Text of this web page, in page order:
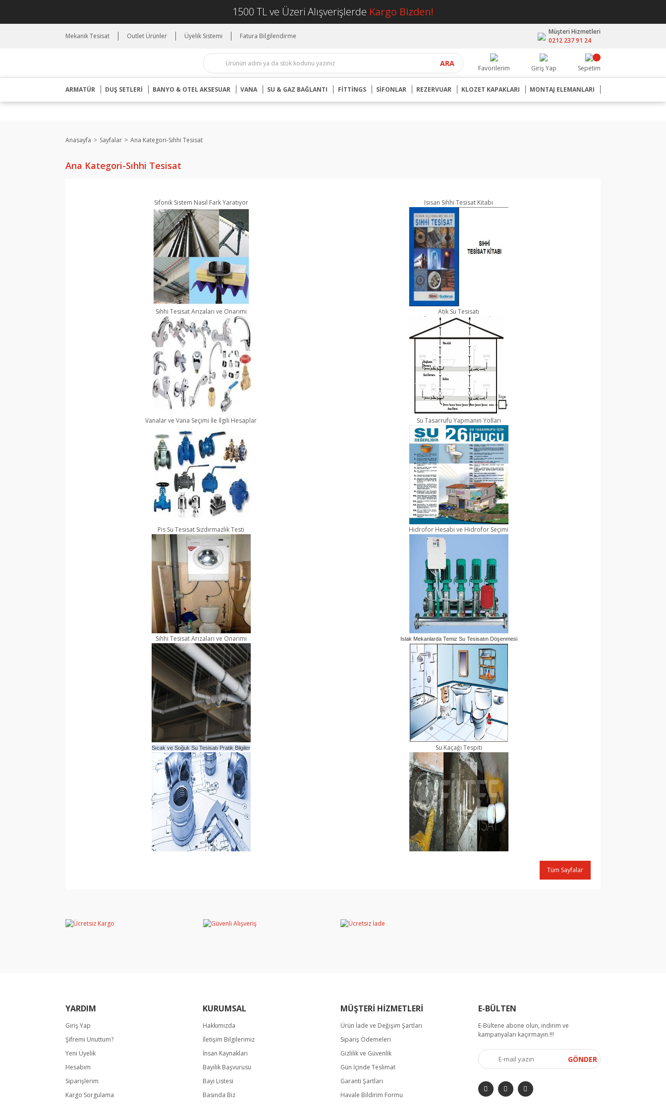
1500 TL ve Üzeri Alışverişlerde Kargo Bizden!
Mekanik Tesisat Outlet Ürünler Üyelik Sistemi Fatura Bilgilendirme
Müşteri Hizmetleri
0212 237 91 24
ARA
Favorilerim Giriş Yap Sepetim
ARMATÜR DUŞ SETLERİ BANYO & OTEL AKSESUAR VANA SU & GAZ BAĞLANTI FİTTİNGS SİFONLAR REZERVUAR KLOZET KAPAKLARI MONTAJ ELEMANLARI
Anasayfa Sayfalar Ana Kategori-Sıhhi Tesisat
Ana Kategori-Sıhhi Tesisat
Sifonik Sistem Nasıl Fark Yaratıyor Isısan Sıhhi Tesisat Kitabı
Sıhhi Tesisat Arızaları ve Onarımı Atık Su Tesisatı
Vanalar ve Vana Seçimi İle İlgili Hesaplar Su Tasarrufu Yapmanın Yolları
Pis Su Tesisat Sızdırmazlık Testi Hidrofor Hesabı ve Hidrofor Seçimi
Sıhhi Tesisat Arızaları ve Onarımı Islak Mekanlarda Temiz Su Tesisatın Döşenmesi
Sıcak ve Soğuk Su Tesisatı Pratik Bilgiler Su Kaçağı Tespiti
Tüm Sayfalar
YARDIM
Giriş Yap
Şifremi Unuttum?
Yeni Üyelik
Hesabım
Siparişlerim
Kargo Sorgulama
KURUMSAL
Hakkımızda
İletişim Bilgilerimiz
İnsan Kaynakları
Bayilik Başvurusu
Bayi Listesi
Basında Biz
MÜŞTERİ HİZMETLERİ
Ürün İade ve Değişim Şartları
Sipariş Ödemeleri
Gizlilik ve Güvenlik
Gün İçinde Teslimat
Garanti Şartları
Havale Bildirim Formu
E-BÜLTEN
E-Bültene abone olun, indirim ve
kampanyaları kaçırmayın.!!!
GÖNDER